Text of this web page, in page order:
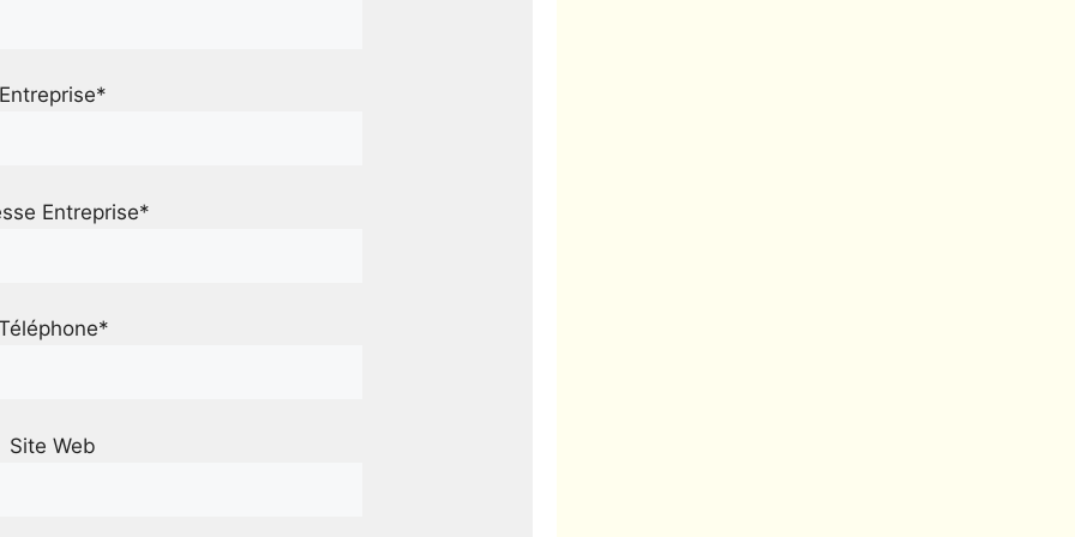
Entreprise*
Entreprise*
Site Web